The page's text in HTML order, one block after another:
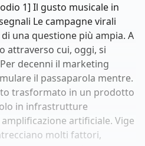
1] Il gusto musicale in
Le campagne virali
una questione più ampia. A
attraverso cui, oggi, si
decenni il marketing
il passaparola mentre.
trasformato in un prodotto
in infrastrutture
artificiale. Vige
molti fattori,